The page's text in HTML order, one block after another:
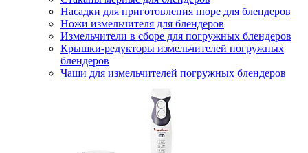
Насадки для приготовления пюре для блендеров
Ножи измельчителя для блендеров
Измельчители в сборе для погружных блендеров
Крышки-редукторы измельчителей погружных
блендеров
Чаши для измельчителей погружных блендеров